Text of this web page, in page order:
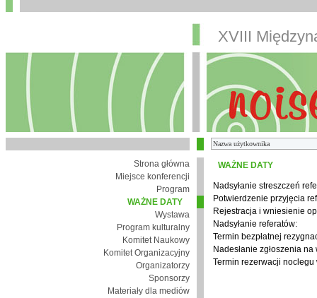
XVIII
Strona główna
Miejsce konferencji
Program
WAŻNE DATY
Wystawa
Program kulturalny
Komitet Naukowy
Komitet Organizacyjny
Organizatorzy
Sponsorzy
Materiały dla mediów
WAŻNE DATY
Nadsyłanie streszczeń
Potwierdzenie przyjęcia
Rejestracja i wniesienie
Nadsyłanie referatów:
Termin bezpłatnej
Nadesłanie zgłoszenia na
Termin rezerwacji